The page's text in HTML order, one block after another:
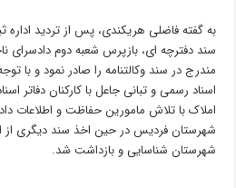
به گفته فاضلی هریکندی، پس از تردید
سند دفترچه ای، بازپرس شعبه دوم
مندرج در سند وکالتنامه را صادر نمود و با
اسناد رسمی و تبانی جاعل با کارکنان دفاتر
املاک با تلاش مامورین حفاظت و اطلاعات
شهرستان فردیس در حین اخذ سند دیگری از
شهرستان شناسایی و بازداشت شد.